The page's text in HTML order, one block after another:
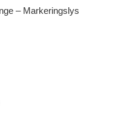
– Markeringslys